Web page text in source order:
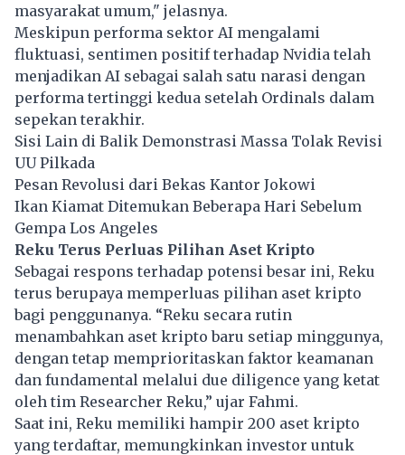
masyarakat umum," jelasnya.
Meskipun performa sektor AI mengalami
fluktuasi, sentimen positif terhadap Nvidia telah
menjadikan AI sebagai salah satu narasi dengan
performa tertinggi kedua setelah Ordinals dalam
sepekan terakhir.
Sisi Lain di Balik Demonstrasi Massa Tolak Revisi
UU Pilkada
Pesan Revolusi dari Bekas Kantor Jokowi
Ikan Kiamat Ditemukan Beberapa Hari Sebelum
Gempa Los Angeles
Reku Terus Perluas Pilihan Aset Kripto
Sebagai respons terhadap potensi besar ini, Reku
terus berupaya memperluas pilihan aset kripto
bagi penggunanya. “Reku secara rutin
menambahkan aset kripto baru setiap minggunya,
dengan tetap memprioritaskan faktor keamanan
dan fundamental melalui due diligence yang ketat
oleh tim Researcher Reku,” ujar Fahmi.
Saat ini, Reku memiliki hampir 200 aset kripto
yang terdaftar, memungkinkan investor untuk